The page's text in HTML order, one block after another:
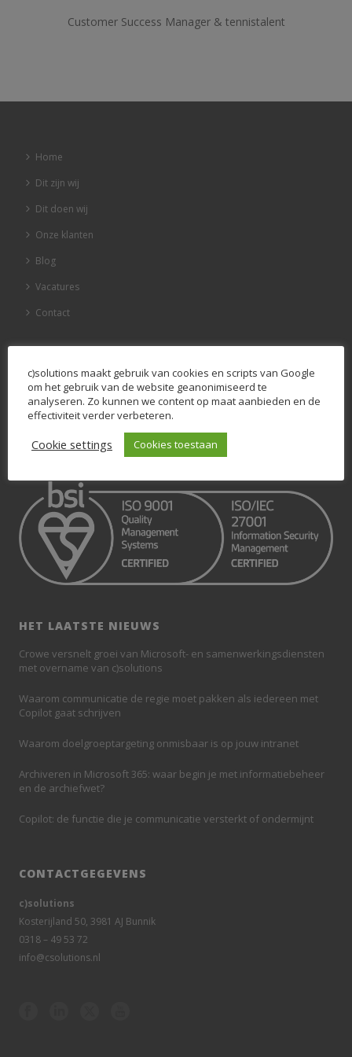
Customer Success Manager & tennistalent
Home
Dit zijn wij
Dit doen wij
Onze klanten
Blog
Vacatures
Contact
OVER C)SOLUTIONS
Wij zijn c)solutions. Dé nummer 1 in Microsoft 365, SharePoint en
Teams. Wij weten krachtige Digitale Workplaces op basis van
staat.
HET LAATSTE NIEUWS
Crowe versnelt groei van Microsoft- en samenwerkingsdiensten
met overname van c)solutions
Waarom communicatie de regie moet pakken als iedereen met
Copilot gaat schrijven
Waarom doelgroeptargeting onmisbaar is op jouw intranet
Archiveren in Microsoft 365: waar begin je met informatiebeheer
en de archiefwet?
Copilot: de functie die je communicatie versterkt of ondermijnt
CONTACTGEGEVENS
c)solutions
Kosterijland 50, 3981 AJ Bunnik
0318 – 49 53 72
info@csolutions.nl
c)solutions maakt gebruik van cookies en scripts van Google
om het gebruik van de website geanonimiseerd te
analyseren. Zo kunnen we content op maat aanbieden en de
effectiviteit verder verbeteren.
Cookie settings Cookies toestaan